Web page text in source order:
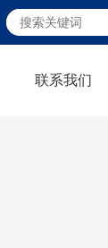
联系我们